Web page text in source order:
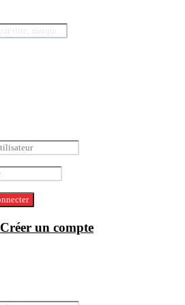
Créer un compte